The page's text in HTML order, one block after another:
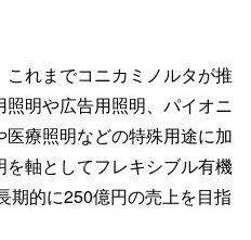
れまでコニカミノルタが推
明や広告用照明、パイオニ
療照明などの特殊用途に加
軸としてフレキシブル有機
期的に250億円の売上を目指